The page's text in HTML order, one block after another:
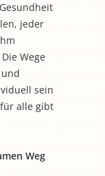
jeder
Wege
sein
alle gibt
Weg